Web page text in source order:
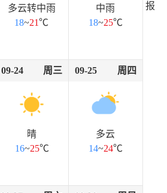
多云转中雨
18~21℃
中雨
18~25℃
09-24 周三
晴
16~25℃
09-25 周四
多云
14~24℃
报